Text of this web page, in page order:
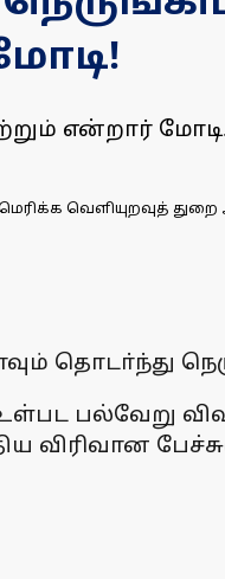
என்றார்
வெளியுறவுத்
தொடா்ந்து
பல்வேறு